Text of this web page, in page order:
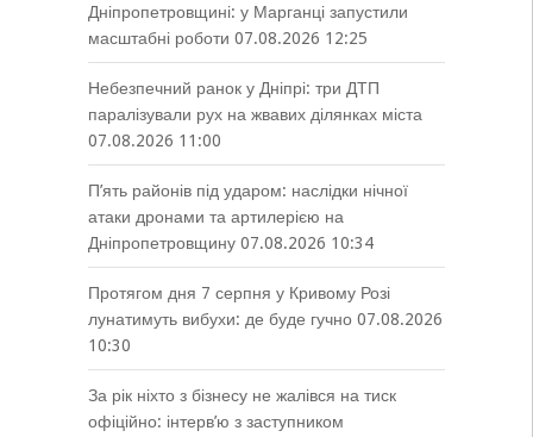
Дніпропетровщині: у Марганці запустили
масштабні роботи 07.08.2026 12:25
Небезпечний ранок у Дніпрі: три ДТП
паралізували рух на жвавих ділянках міста
07.08.2026 11:00
П’ять районів під ударом: наслідки нічної
атаки дронами та артилерією на
Дніпропетровщину 07.08.2026 10:34
Протягом дня 7 серпня у Кривому Розі
лунатимуть вибухи: де буде гучно 07.08.2026
10:30
За рік ніхто з бізнесу не жалівся на тиск
офіційно: інтерв’ю з заступником